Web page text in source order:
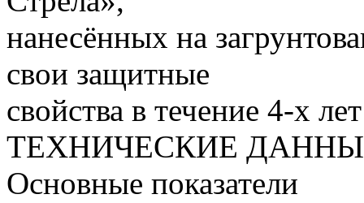
нанесённых на
свои защитные
свойства в течение 4-х лет
ТЕХНИЧЕСКИЕ
Основные показатели